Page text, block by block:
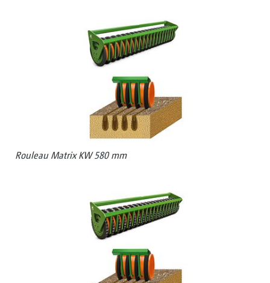
Rouleau Matrix KW 580 mm